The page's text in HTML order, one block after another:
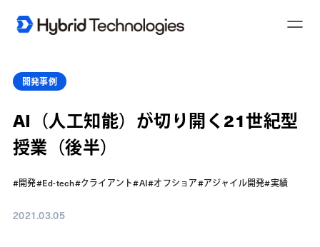
i
g
開発事例
AI（人工知能）が切り開く21世紀型
授業（後半）
#開発#Ed-tech#クライアント#AI#オフショア#アジャイル開発#実績
2021.03.05